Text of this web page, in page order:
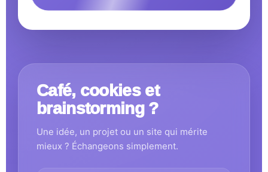
Café, cookies et
brainstorming ?
Une idée, un projet ou un site qui mérite
mieux ? Échangeons simplement.